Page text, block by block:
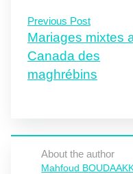
Previous Post
Mariages mixtes
Canada des
maghrébins
About the author
Mahfoud